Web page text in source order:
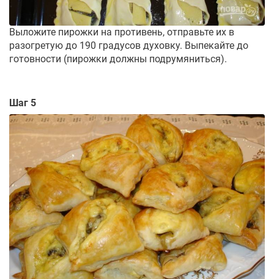
Выложите пирожки на противень, отправьте их в
разогретую до 190 градусов духовку. Выпекайте до
готовности (пирожки должны подрумяниться).
Шаг 5